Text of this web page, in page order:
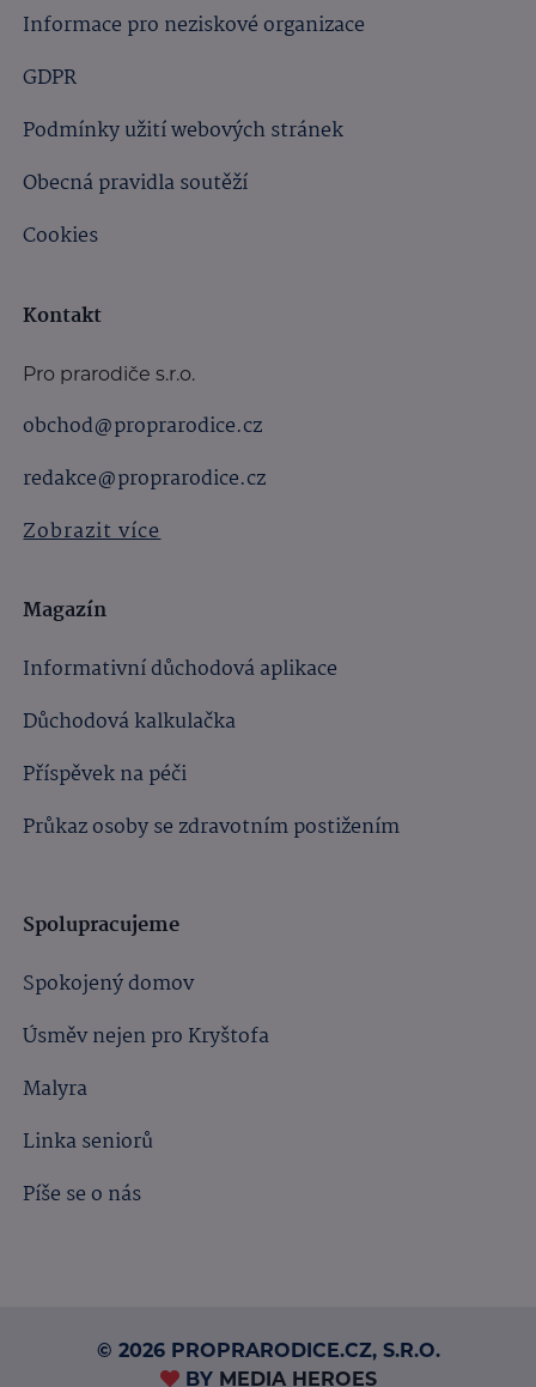
Informace pro neziskové organizace
GDPR
Podmínky užití webových stránek
Obecná pravidla soutěží
Cookies
Kontakt
Pro prarodiče s.r.o.
obchod@proprarodice.cz
redakce@proprarodice.cz
Zobrazit více
Magazín
Informativní důchodová aplikace
Důchodová kalkulačka
Příspěvek na péči
Průkaz osoby se zdravotním postižením
Spolupracujeme
Spokojený domov
Úsměv nejen pro Kryštofa
Malyra
Linka seniorů
Píše se o nás
© 2026 PROPRARODICE.CZ, S.R.O.
BY MEDIA HEROES